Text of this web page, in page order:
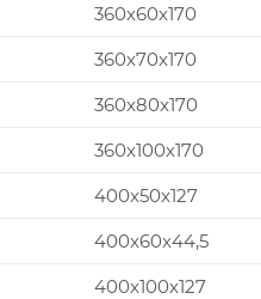
360x60x170
360x70x170
360x80x170
360x100x170
400x50x127
400x60x44,5
400x100x127